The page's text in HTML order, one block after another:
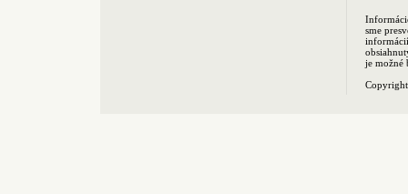
sme
je možné